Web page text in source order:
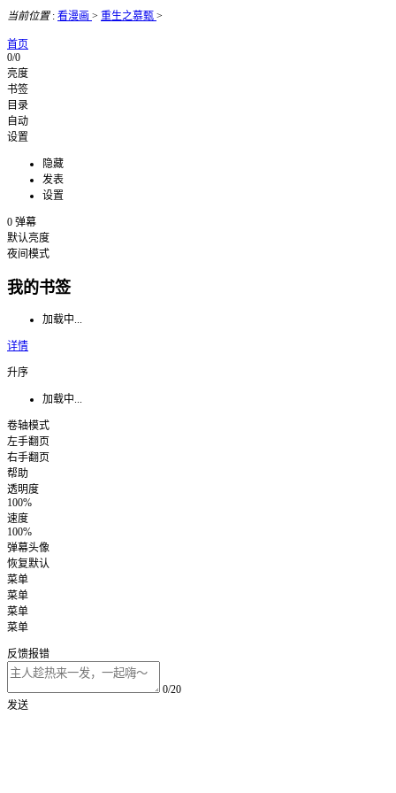
当前位置: 看漫画 > 重生之慕甄 >
首页
0/0
亮度
书签
目录
自动
设置
隐藏
发表
设置
0 弹幕
默认亮度
夜间模式
我的书签
加载中...
详情
升序
加载中...
卷轴模式
左手翻页
右手翻页
帮助
透明度
100%
速度
100%
弹幕头像
恢复默认
菜单
菜单
菜单
菜单
反馈报错
0/20
发送